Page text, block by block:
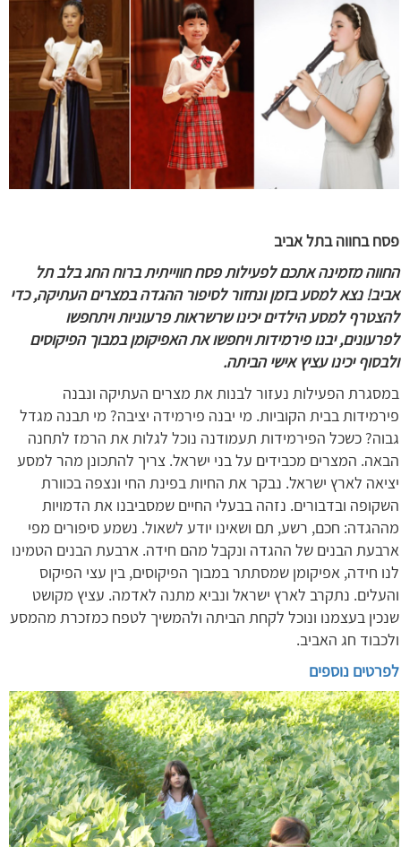
פסח בחווה בתל אביב
החווה מזמינה אתכם לפעילות פסח חווייתית ברוח החג בלב תל
אביב! נצא למסע בזמן ונחזור ‏לסיפור ההגדה במצרים העתיקה, כדי
להצטרף למסע הילדים יכינו שרשראות פרעוניות ויתחפשו
לפרעונים, יבנו ‏פירמידות ויחפשו את האפיקומן במבוך הפיקוסים
ולבסוף יכינו עציץ אישי הביתה.
במסגרת הפעילות נעזור לבנות את מצרים העתיקה ונבנה
פירמידות בבית הקוביות. מי יבנה פירמידה יציבה? מי ‏תבנה מגדל
גבוה? כשכל הפירמידות תעמודנה נוכל לגלות את הרמז לתחנה
הבאה.‏ המצרים מכבידים על בני ישראל. צריך להתכונן מהר למסע
יציאה לארץ ישראל. נבקר את החיות ‏בפינת החי ונצפה בכוורת
השקופה ובדבורים. נזהה בבעלי החיים שמסביבנו את הדמויות
‏מההגדה: חכם, רשע, תם ושאינו יודע לשאול. נשמע סיפורים מפי
ארבעת הבנים של ההגדה ונקבל ‏מהם חידה.‏ ארבעת הבנים הטמינו
לנו חידה, אפיקומן שמסתתר במבוך הפיקוסים, בין עצי הפיקוס
והעלים.‏ נתקרב לארץ ישראל ונביא מתנה לאדמה. עציץ מקושט
שנכין בעצמנו ונוכל לקחת הביתה ולהמשיך ‏לטפח כמזכרת מהמסע
ולכבוד חג האביב.
לפרטים נוספים